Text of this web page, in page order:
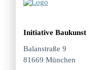
Initiative Baukunst
Balanstraße 9
81669 München